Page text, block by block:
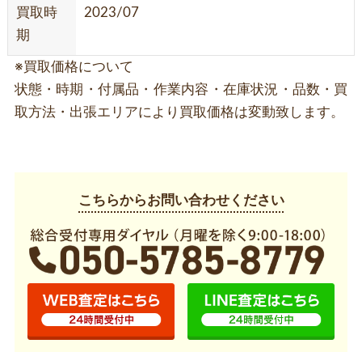
買取時
期
2023/07
※買取価格について
状態・時期・付属品・作業内容・在庫状況・品数・買
取方法・出張エリアにより買取価格は変動致します。
こちらからお問い合わせください